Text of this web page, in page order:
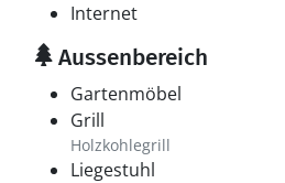
Internet
Aussenbereich
Gartenmöbel
Grill
Holzkohlegrill
Liegestuhl